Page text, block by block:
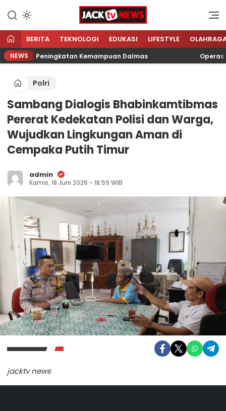
konten
Jacktvnews.com
Sumber Referensi Terpercaya
BERITA TEKNOLOGI EDUKASI LIFESTYLE
NEWS
Peningkatan Kemampuan Dalmas Operasi
Polri
Sambang Dialogis Bhabinkamtibmas
Pererat Kedekatan Polisi dan Warga,
Wujudkan Lingkungan Aman di
Cempaka Putih Timur
admin
Kamis, 18 Juni 2026 - 18:59 WIB
jacktv news